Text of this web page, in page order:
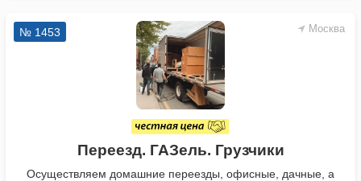
Москва
№ 1453
Переезд. ГАЗель. Грузчики
Осуществляем домашние переезды, офисные, дачные, а